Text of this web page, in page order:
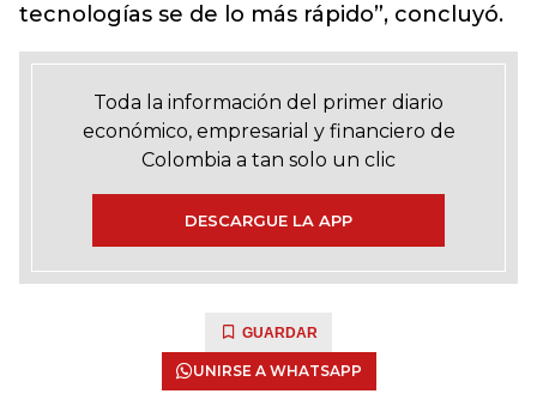
tecnologías se de lo más rápido”, concluyó.
Toda la información del primer diario
económico, empresarial y financiero de
Colombia a tan solo un clic
DESCARGUE LA APP
GUARDAR
UNIRSE A WHATSAPP